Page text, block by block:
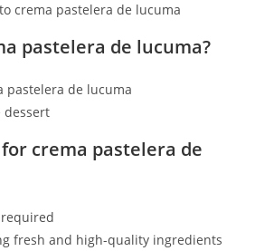
crema pastelera de lucuma
pastelera de lucuma?
pastelera de lucuma
dessert
crema pastelera de
fresh and high-quality ingredients